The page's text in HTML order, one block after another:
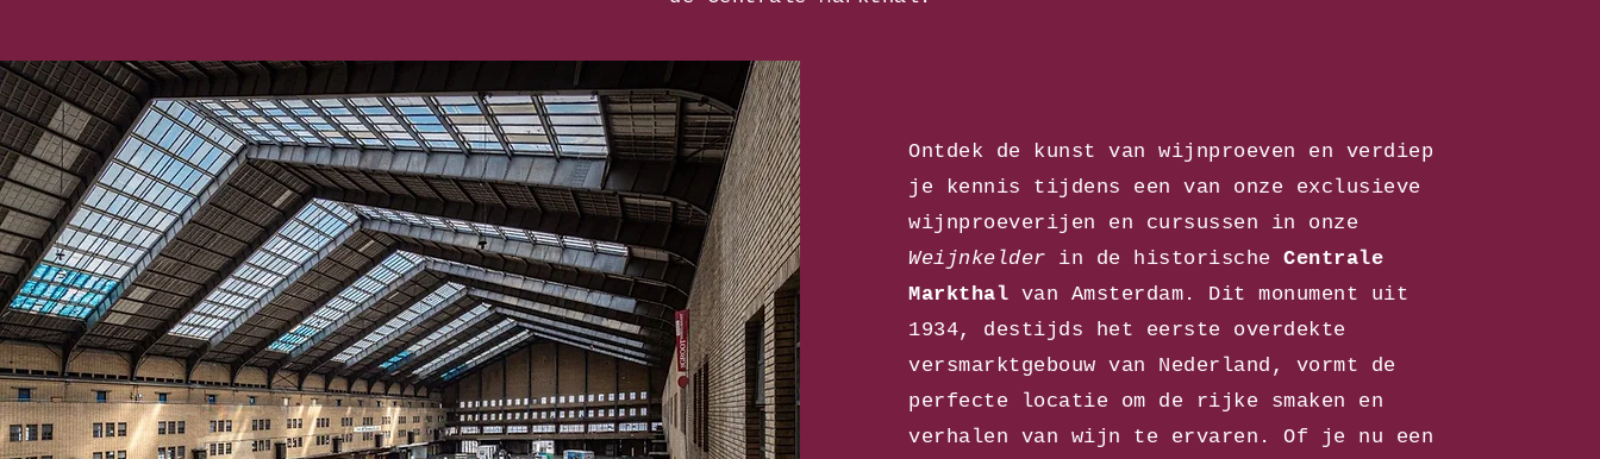
Ontdek de kunst van wijnproeven en verdiep
je kennis tijdens een van onze exclusieve
wijnproeverijen en cursussen in onze
Weijnkelder in de historischeCentrale
Markthal van Amsterdam. Dit monument uit
1934, destijds het eerste overdekte
versmarktgebouw van Nederland, vormt de
perfecte locatie om de rijke smaken en
verhalen van wijn te ervaren. Of je nu een